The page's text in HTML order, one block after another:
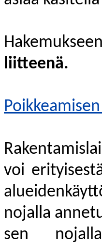
liitteenä.
voi
nojalla
sen